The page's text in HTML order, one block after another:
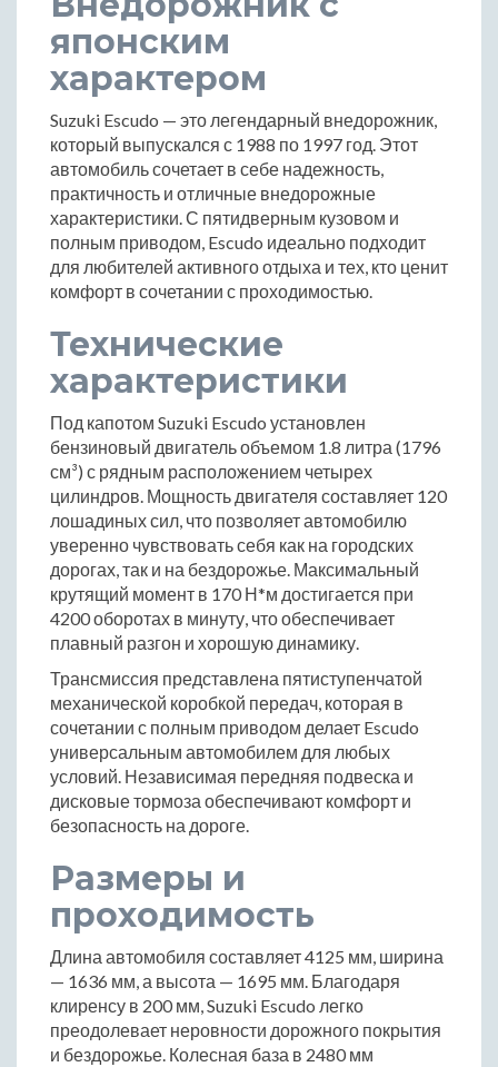
японским
характером
Suzuki Escudo — это легендарный внедорожник,
который выпускался с 1988 по 1997 год. Этот
автомобиль сочетает в себе надежность,
практичность и отличные внедорожные
характеристики. С пятидверным кузовом и
полным приводом, Escudo идеально подходит
для любителей активного отдыха и тех, кто ценит
комфорт в сочетании с проходимостью.
Технические
характеристики
Под капотом Suzuki Escudo установлен
бензиновый двигатель объемом 1.8 литра (1796
см³) с рядным расположением четырех
цилиндров. Мощность двигателя составляет 120
лошадиных сил, что позволяет автомобилю
уверенно чувствовать себя как на городских
дорогах, так и на бездорожье. Максимальный
крутящий момент в 170 Н*м достигается при
4200 оборотах в минуту, что обеспечивает
плавный разгон и хорошую динамику.
Трансмиссия представлена пятиступенчатой
механической коробкой передач, которая в
сочетании с полным приводом делает Escudo
универсальным автомобилем для любых
условий. Независимая передняя подвеска и
дисковые тормоза обеспечивают комфорт и
безопасность на дороге.
Размеры и
проходимость
Длина автомобиля составляет 4125 мм, ширина
— 1636 мм, а высота — 1695 мм. Благодаря
клиренсу в 200 мм, Suzuki Escudo легко
преодолевает неровности дорожного покрытия
и бездорожье. Колесная база в 2480 мм